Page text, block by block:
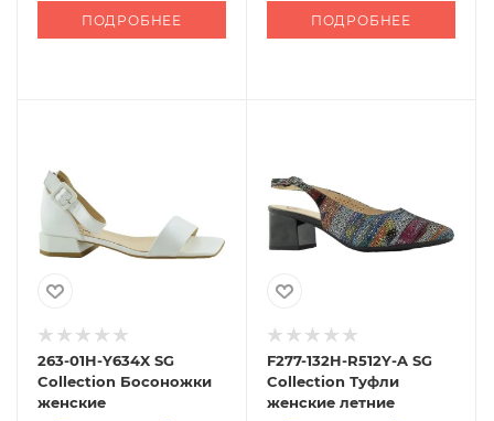
ПОДРОБНЕЕ ПОДРОБНЕЕ
263-01H-Y634X SG
Collection Босоножки
женские
F277-132H-R512Y-A SG
Collection Туфли
женские летние